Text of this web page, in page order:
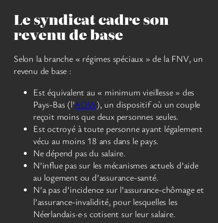
Le syndicat cadre son
revenu de base
Selon la branche « régimes spéciaux » de la FNV, un
revenu de base :
Est équivalent au « minimum vieillesse » des
Pays-Bas (l’AOW), un dispositif où un couple
reçoit moins que deux personnes seules.
Est octroyé à toute personne ayant légalement
vécu au moins 18 ans dans le pays.
Ne dépend pas du salaire.
N’influe pas sur les mécanismes actuels d’aide
au logement ou d’assurance-santé.
N’a pas d’incidence sur l’assurance-chômage et
l’assurance-invalidité, pour lesquelles les
Néerlandais·e·s cotisent sur leur salaire.